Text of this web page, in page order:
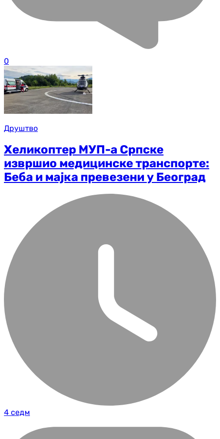
0
Друштво
Хеликоптер МУП-а Српске
извршио медицинске транспорте:
Беба и мајка превезени у Београд
4 седм